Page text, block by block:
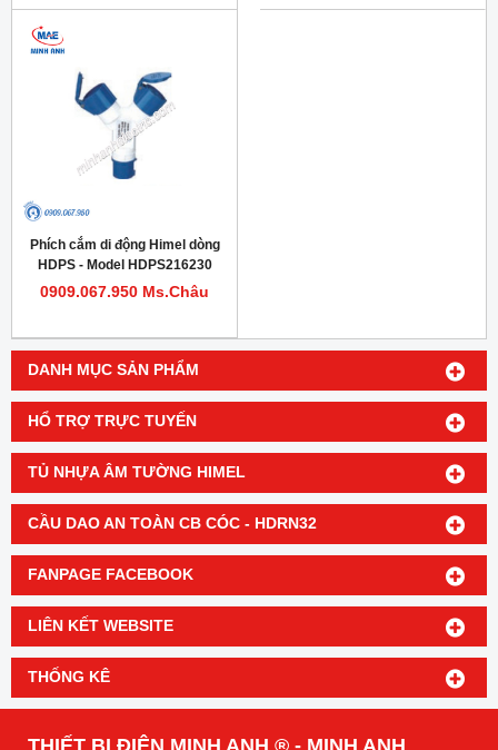
DANH MỤC SẢN PHẨM
HỔ TRỢ TRỰC TUYẾN
TỦ NHỰA ÂM TƯỜNG HIMEL
CẦU DAO AN TOÀN CB CÓC - HDRN32
FANPAGE FACEBOOK
LIÊN KẾT WEBSITE
THỐNG KÊ
Phích cắm di động Himel dòng
HDPS - Model HDPS216230
0909.067.950 Ms.Châu